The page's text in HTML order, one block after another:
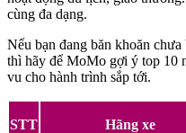
cùng đa dạng.
Nếu bạn đang băn khoăn
thì hãy để MoMo gợi ý top 10
vu cho hành trình sắp tới.
STT Hãng xe